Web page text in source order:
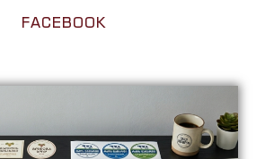
FACEBOOK